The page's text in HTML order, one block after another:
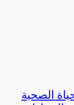
الصحية